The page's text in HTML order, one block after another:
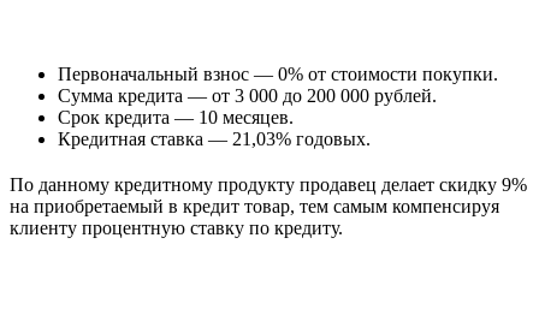
Первоначальный взнос — 0% от стоимости покупки.
Сумма кредита — от 3 000 до 200 000 рублей.
Срок кредита — 10 месяцев.
Кредитная ставка — 21,03% годовых.
По данному кредитному продукту продавец делает скидку 9%
на приобретаемый в кредит товар, тем самым компенсируя
клиенту процентную ставку по кредиту.